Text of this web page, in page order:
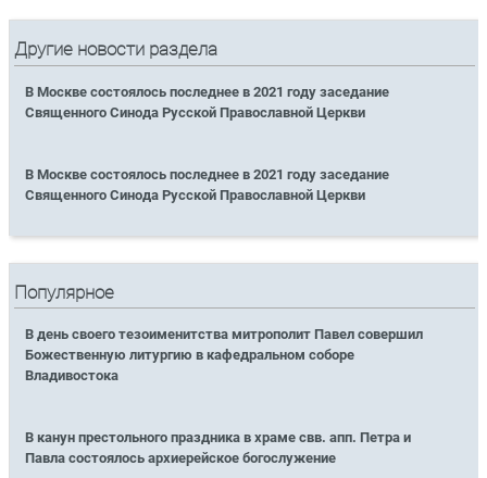
Другие новости раздела
В Москве состоялось последнее в 2021 году заседание
Священного Синода Русской Православной Церкви
В Москве состоялось последнее в 2021 году заседание
Священного Синода Русской Православной Церкви
Популярное
В день своего тезоименитства митрополит Павел совершил
Божественную литургию в кафедральном соборе
Владивостока
В канун престольного праздника в храме свв. апп. Петра и
Павла состоялось архиерейское богослужение